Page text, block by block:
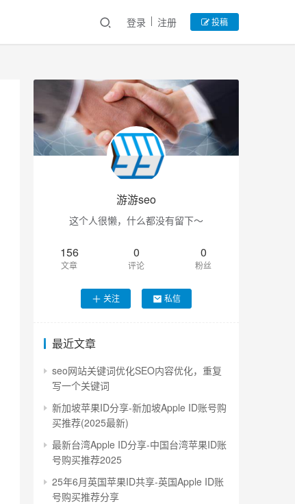
登录 注册 投稿
游游seo
这个人很懒，什么都没有留下～
156
文章
0
评论
0
粉丝
关注 私信
最近文章
seo网站关键词优化SEO内容优化，重复
写一个关键词
新加坡苹果ID分享-新加坡Apple ID账号购
买推荐(2025最新)
最新台湾Apple ID分享-中国台湾苹果ID账
号购买推荐2025
25年6月英国苹果ID共享-英国Apple ID账
号购买推荐分享